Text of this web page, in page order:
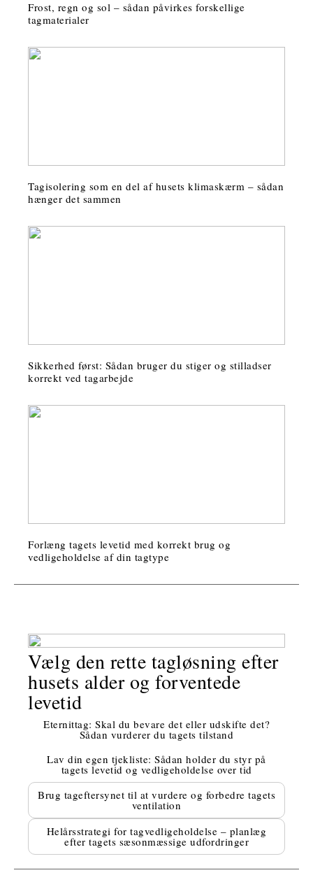
Frost, regn og sol – sådan påvirkes forskellige
tagmaterialer
Tagisolering som en del af husets klimaskærm – sådan
hænger det sammen
Sikkerhed først: Sådan bruger du stiger og stilladser
korrekt ved tagarbejde
Forlæng tagets levetid med korrekt brug og
vedligeholdelse af din tagtype
Vælg den rette tagløsning efter
husets alder og forventede
levetid
Eternittag: Skal du bevare det eller udskifte det?
Sådan vurderer du tagets tilstand
Lav din egen tjekliste: Sådan holder du styr på
tagets levetid og vedligeholdelse over tid
Brug tageftersynet til at vurdere og forbedre tagets
ventilation
Helårsstrategi for tagvedligeholdelse – planlæg
efter tagets sæsonmæssige udfordringer